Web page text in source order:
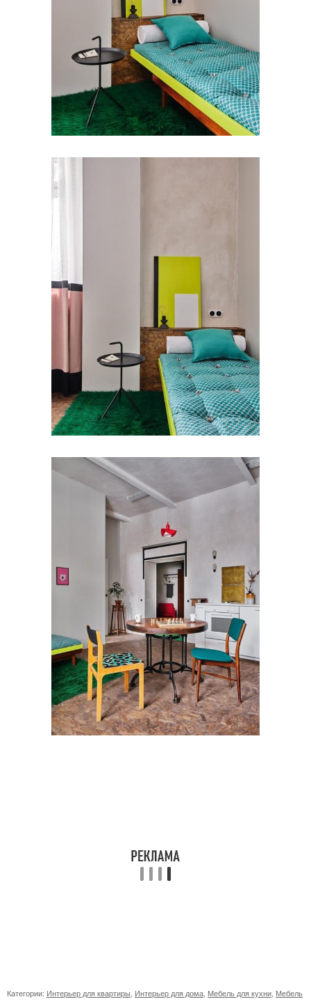
Категории: Интерьер для квартиры, Интерьер для дома, Мебель для кухни, Мебель